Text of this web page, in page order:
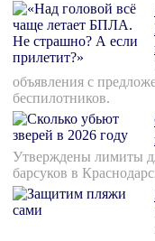
объявления с
беспилотников.
Утверждены лимиты
барсуков в